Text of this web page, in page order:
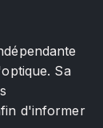
Sa
d'informer